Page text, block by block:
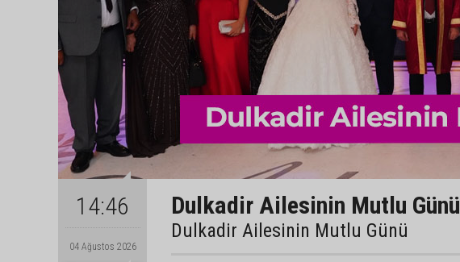
14:46
04 Ağustos 2026
Dulkadir Ailesinin Mutlu Günü
Dulkadir Ailesinin Mutlu Günü